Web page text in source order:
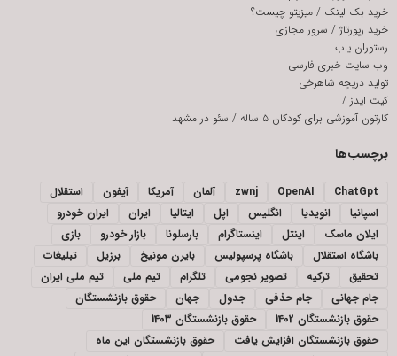
خرید بک لینک / میزیتو چیست؟
خرید رپورتاژ / سرور مجازی
رستوران یاب
وب سایت خبری فارسی
تولید دریچه شاهرخی
کیت ایدز /
کارتون آموزشی برای کودکان ۵ ساله
/ سئو در مشهد
برچسب‌ها
ChatGpt
OpenAI
zwnj آلمان آمریکا آیفون
استقلال
اسپانیا
انویدیا انگلیس اپل ایتالیا ایران
ایران خودرو
ایلان ماسک
اینتل اینستاگرام بارسلونا بازار خودرو
بازی
باشگاه استقلال
باشگاه پرسپولیس بایرن مونیخ برزیل
تبلیغات
تحقیق
ترکیه تصویر نجومی تلگرام تیم ملی
تیم ملی ایران
جام جهانی
جام حذفی جدول جهان
حقوق بازنشستگان
حقوق بازنشستگان 1402
حقوق بازنشستگان 1403
حقوق بازنشستگان افزایش یافت
حقوق بازنشستگان این ماه